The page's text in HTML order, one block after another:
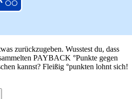
zurückzugeben. Wusstest du, dass
PAYBACK °Punkte gegen
kannst? Fleißig °punkten lohnt sich!